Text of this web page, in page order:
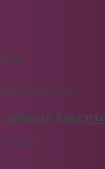
03.07.2026
в...